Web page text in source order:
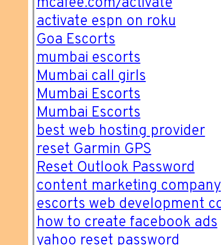
activate espn on roku
Goa Escorts
mumbai escorts
Mumbai call girls
Mumbai Escorts
Mumbai Escorts
best web hosting provider
reset Garmin GPS
Reset Outlook Password
content marketing company
escorts web development
how to create facebook ads
yahoo reset password